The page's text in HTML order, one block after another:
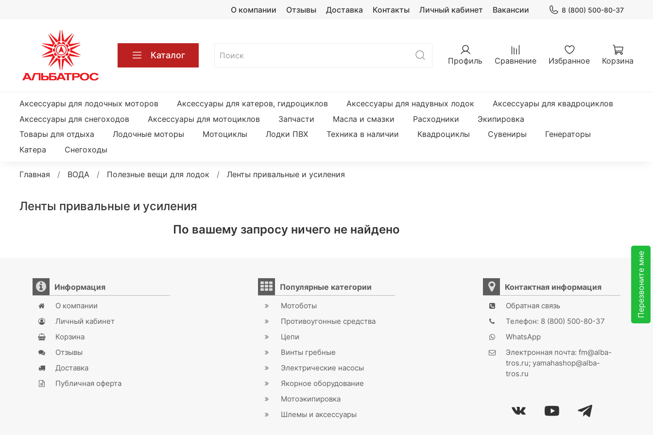
Перезвоните мне
О компании Отзывы Доставка Контакты Личный кабинет Вакансии 8 (800) 500-80-37
Каталог
Профиль Сравнение Избранное Корзина
Аксессуары для лодочных моторов Аксессуары для катеров, гидроциклов Аксессуары для надувных лодок
Аксессуары для квадроциклов
Аксессуары для снегоходов
Аксессуары для мотоциклов Запчасти Масла и смазки Расходники
Экипировка
Товары для отдыха
Лодочные моторы Мотоциклы Лодки ПВХ Техника в наличии Квадроциклы Сувениры
Генераторы
Катера
Снегоходы
Главная ВОДА Полезные вещи для лодок Ленты привальные и усиления
Ленты привальные и усиления
По вашему запросу ничего не найдено
Информация
О компании
Личный кабинет
Корзина
Отзывы
Доставка
Публичная оферта
Популярные категории
Мотоботы
Противоугонные средства
Цепи
Винты гребные
Электрические насосы
Якорное оборудование
Мотоэкипировка
Шлемы и аксессуары
Контактная информация
Обратная связь
Телефон: 8 (800) 500-80-37
WhatsApp
Электронная почта: fm@alba-
tros.ru; yamahashop@alba-
tros.ru